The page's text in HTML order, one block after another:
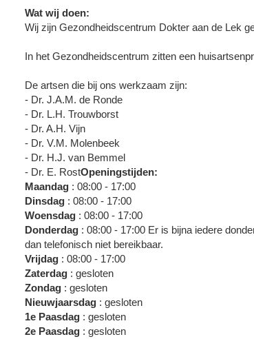
Wat wij doen:
Wij zijn Gezondheidscentrum Dokter aan de Lek
In het Gezondheidscentrum zitten een
De artsen die bij ons werkzaam zijn:
- Dr. J.A.M. de Ronde
- Dr. L.H. Trouwborst
- Dr. A.H. Vijn
- Dr. V.M. Molenbeek
- Dr. H.J. van Bemmel
- Dr. E. RostOpeningstijden:
Maandag : 08:00 - 17:00
Dinsdag : 08:00 - 17:00
Woensdag : 08:00 - 17:00
Donderdag : 08:00 - 17:00 Er is bijna iedere
dan telefonisch niet bereikbaar.
Vrijdag : 08:00 - 17:00
Zaterdag : gesloten
Zondag : gesloten
Nieuwjaarsdag : gesloten
1e Paasdag : gesloten
2e Paasdag : gesloten